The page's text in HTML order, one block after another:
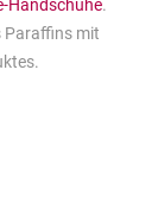
Handschuhe.
Paraffins mit